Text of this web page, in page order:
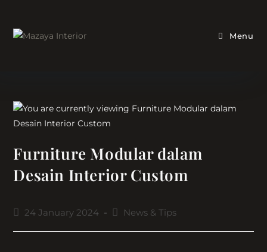
content
Menu
Furniture Modular dalam
Desain Interior Custom
Post24 January 2024
PostNews & Tips